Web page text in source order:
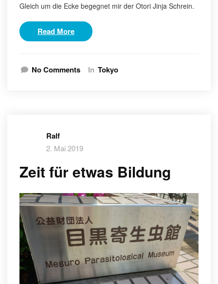
Gleich um die Ecke begegnet mir der Otori Jinja Schrein.
Read More
No Comments In Tokyo
Ralf
2. Mai 2019
Zeit für etwas Bildung